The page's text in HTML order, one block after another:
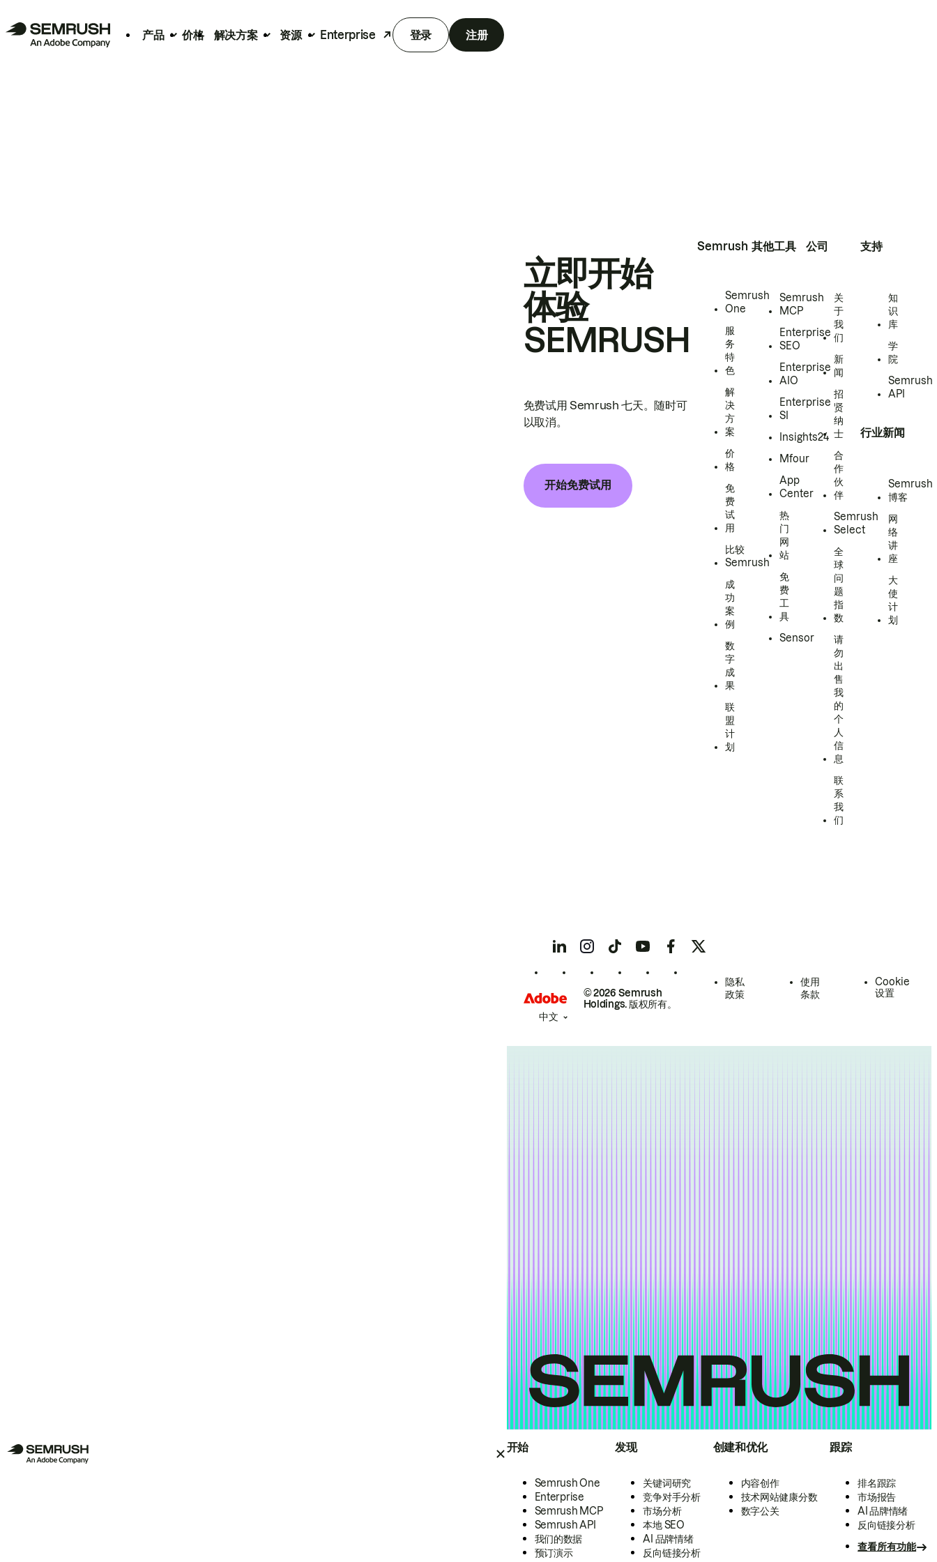
产品 价格 解决方案 资源 Enterprise 登录 注册
开始
Semrush One
Enterprise
Semrush MCP
Semrush API
我们的数据
预订演示
发现
关键词研究
竞争对手分析
市场分析
本地 SEO
AI 品牌情绪
反向链接分析
创建和优化
内容创作
技术网站健康分数
数字公关
跟踪
排名跟踪
市场报告
AI 品牌情绪
反向链接分析
查看所有功能
立即开始
体验
SEMRUSH
免费试用 Semrush 七天。随时可
以取消。
开始免费试用
Semrush
Semrush
One
服
务
特
色
解
决
方
案
价
格
免
费
试
用
比较
Semrush
成
功
案
例
数
字
成
果
联
盟
计
划
其他工具
Semrush
MCP
Enterprise
SEO
Enterprise
AIO
Enterprise
SI
Insights24
Mfour
App
Center
热
门
网
站
免
费
工
具
Sensor
公司
关
于
我
们
新
闻
招
贤
纳
士
合
作
伙
伴
Semrush
Select
全
球
问
题
指
数
请
勿
出
售
我
的
个
人
信
息
联
系
我
们
支持
知
识
库
学
院
Semrush
API
行业新闻
Semrush
博客
网
络
讲
座
大
使
计
划
© 2026 Semrush
Holdings. 版权所有。
隐私
政策
使用
条款
Cookie
设置
中文